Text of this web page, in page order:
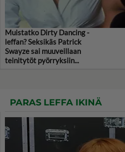
Muistatko Dirty Dancing -
leffan? Seksikäs Patrick
Swayze sai muuveillaan
teinitytöt pyörryksiin...
PARAS LEFFA IKINÄ